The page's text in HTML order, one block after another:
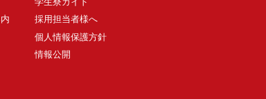
採用担当者様へ
個人情報保護方針
情報公開